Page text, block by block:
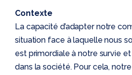
Contexte
La capacité d’adapter notre
situation face à laquelle nous
est primordiale à notre survie
dans la société. Pour cela,